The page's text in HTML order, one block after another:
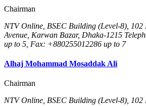
Chairman
NTV Online, BSEC Building (Level-8), 102
Avenue, Karwan Bazar, Dhaka-1215
up to 5, Fax: +880255012286 up to 7
Alhaj Mohammad Mosaddak Ali
Chairman
NTV Online, BSEC Building (Level-8), 102